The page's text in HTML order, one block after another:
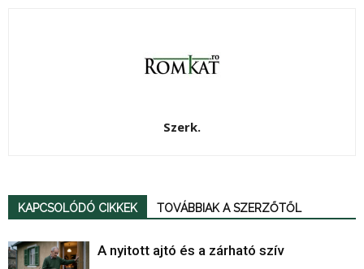
Szerk.
KAPCSOLÓDÓ CIKKEK TOVÁBBIAK A SZERZŐTŐL
A nyitott ajtó és a zárható szív